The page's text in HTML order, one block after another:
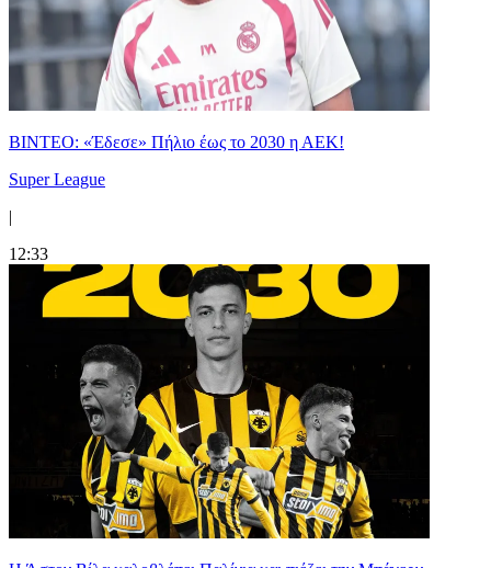
ΒΙΝΤΕΟ: «Έδεσε» Πήλιο έως το 2030 η ΑΕΚ!
Super League
|
12:33